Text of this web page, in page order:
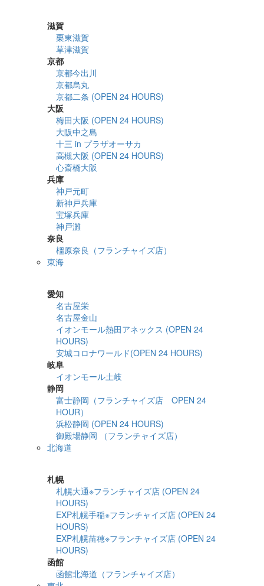
滋賀
栗東滋賀
草津滋賀
京都
京都今出川
京都烏丸
京都二条 (OPEN 24 HOURS)
大阪
梅田大阪 (OPEN 24 HOURS)
大阪中之島
十三 in プラザオーサカ
高槻大阪 (OPEN 24 HOURS)
心斎橋大阪
兵庫
神戸元町
新神戸兵庫
宝塚兵庫
神戸灘
奈良
橿原奈良（フランチャイズ店）
東海
愛知
名古屋栄
名古屋金山
イオンモール熱田アネックス (OPEN 24
HOURS)
安城コロナワールド(OPEN 24 HOURS)
岐阜
イオンモール土岐
静岡
富士静岡（フランチャイズ店 OPEN 24
HOUR）
浜松静岡 (OPEN 24 HOURS)
御殿場静岡 （フランチャイズ店）
北海道
札幌
札幌大通※フランチャイズ店 (OPEN 24
HOURS)
EXP札幌手稲※フランチャイズ店 (OPEN 24
HOURS)
EXP札幌苗穂※フランチャイズ店 (OPEN 24
HOURS)
函館
函館北海道（フランチャイズ店）